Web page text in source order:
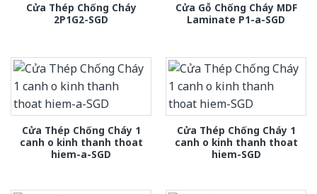
Cửa Thép Chống Cháy
2P1G2-SGD
Cửa Gỗ Chống Cháy MDF
Laminate P1-a-SGD
Cửa Thép Chống Cháy 1
canh o kinh thanh thoat
hiem-a-SGD
Cửa Thép Chống Cháy 1
canh o kinh thanh thoat
hiem-SGD